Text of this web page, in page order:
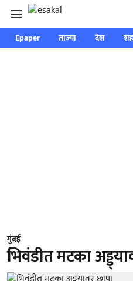
Epaper ताज्या देश
मुंबई
भिवंडीत मटका